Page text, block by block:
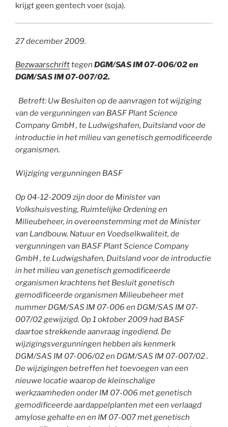
krijgt geen gentech voer (soja).
27 december 2009.
Bezwaarschrifttegen DGM/SAS IM 07-006/02 en
DGM/SAS IM 07-007/02.
Betreft: Uw Besluiten op de aanvragen tot wijziging
van de vergunningen van BASF Plant Science
Company GmbH , te Ludwigshafen, Duitsland voor de
introductie in het milieu van genetisch gemodificeerde
organismen.
Wijziging vergunningen BASF
Op 04-12-2009 zijn door de Minister van
Volkshuisvesting, Ruimtelijke Ordening en
Milieubeheer, in overeenstemming met de Minister
van Landbouw, Natuur en Voedselkwaliteit, de
vergunningen van BASF Plant Science Company
GmbH , te Ludwigshafen, Duitsland voor de introductie
in het milieu van genetisch gemodificeerde
organismen krachtens het Besluit genetisch
gemodificeerde organismen Milieubeheer met
nummer DGM/SAS IM 07-006 en DGM/SAS IM 07-
007/02 gewijzigd. Op 1 oktober 2009 had BASF
daartoe strekkende aanvraag ingediend. De
wijzigingsvergunningen hebben als kenmerk
DGM/SAS IM 07-006/02 en DGM/SAS IM 07-007/02 .
De wijzigingen betreffen het toevoegen van een
nieuwe locatie waarop de kleinschalige
werkzaamheden onder IM 07-006 met genetisch
gemodificeerde aardappelplanten met een verlaagd
amylose gehalte en en IM 07-007 met genetisch